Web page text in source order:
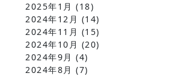
2025年1月 (18)
2024年12月 (14)
2024年11月 (15)
2024年10月 (20)
2024年9月 (4)
2024年8月 (7)